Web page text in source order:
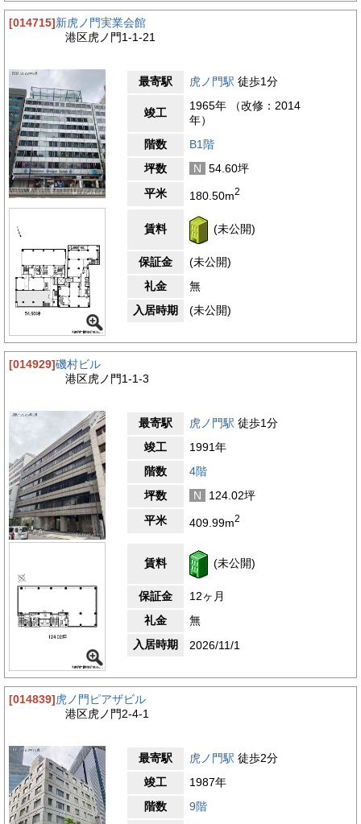
[014715]新虎ノ門実業会館
港区虎ノ門1-1-21
最寄駅 虎ノ門駅 徒歩1分
竣工
1965年 （改修：2014
年）
階数
B1階
坪数
N
54.60坪
平米
180.50m2
賃料 (未公開)
保証金
(未公開)
礼金
無
入居時期
(未公開)
[014929]磯村ビル
港区虎ノ門1-1-3
最寄駅 虎ノ門駅 徒歩1分
竣工
1991年
階数
4階
坪数
N
124.02坪
平米
409.99m2
賃料 (未公開)
保証金
12ヶ月
礼金
無
入居時期
2026/11/1
[014839]虎ノ門ピアザビル
港区虎ノ門2-4-1
最寄駅 虎ノ門駅 徒歩2分
竣工
1987年
階数
9階